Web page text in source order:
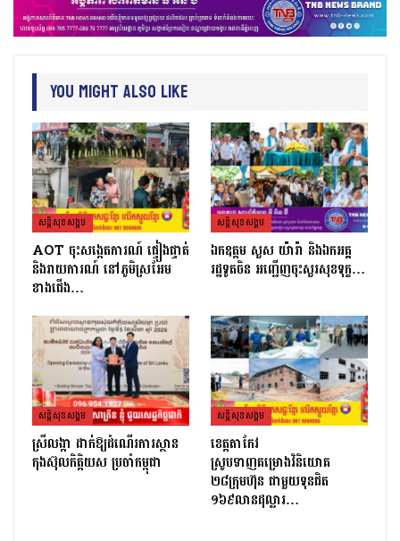
You Might Also Like
សន្តិសុខសង្គម
AOT ចុះសង្កេតការណ៍ ផ្ទៀងផ្ទាត់
និងរាយការណ៍ នៅភូមិស្រអែម
ខាងជើង…
សន្តិសុខសង្គម
ឯកឧត្តម សួស យ៉ារ៉ា និងឯកអគ្គ
រដ្ឋទូតចិន អញ្ជើញចុះសួរសុខទុក្ខ…
សន្តិសុខសង្គម
ស្រីលង្កា ដាក់ឱ្យដំណើរការស្ថាន
កុងស៊ុលកិត្តិយស ប្រចាំកម្ពុជា
សន្តិសុខសង្គម
ខេត្តតាកែវ
ស្រូបទាញគម្រោងវិនិយោគ
២៨ក្រុមហ៊ុន ជាមួយទុនជិត
១៦៩លានដុល្លារ…